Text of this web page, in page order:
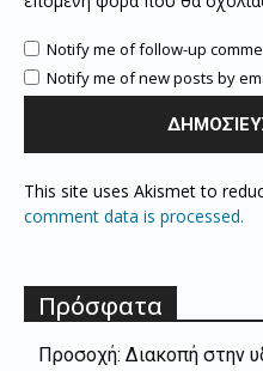
Notify me of follow-up
Notify me of new posts by
This site uses Akismet to
comment data is processed.
Πρόσφατα
Προσοχή: Διακοπή στην